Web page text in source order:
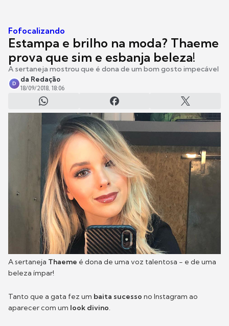
Fofocalizando
Estampa e brilho na moda? Thaeme
prova que sim e esbanja beleza!
A sertaneja mostrou que é dona de um bom gosto impecável
D
da Redação
18/09/2018, 18:06
A sertaneja Thaeme é dona de uma voz talentosa - e de uma
beleza ímpar!
Tanto que a gata fez um baita sucesso no Instagram ao
aparecer com um look divino.